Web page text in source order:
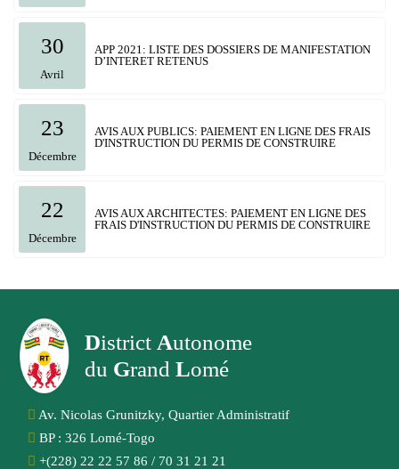
30
Avril
APP 2021: LISTE DES DOSSIERS DE MANIFESTATION
D’INTERET RETENUS
23
Décembre
AVIS AUX PUBLICS: PAIEMENT EN LIGNE DES FRAIS
D'INSTRUCTION DU PERMIS DE CONSTRUIRE
22
Décembre
AVIS AUX ARCHITECTES: PAIEMENT EN LIGNE DES
FRAIS D'INSTRUCTION DU PERMIS DE CONSTRUIRE
District Autonome
du Grand Lomé
Av. Nicolas Grunitzky, Quartier Administratif
BP : 326 Lomé-Togo
+(228) 22 22 57 86 / 70 31 21 21